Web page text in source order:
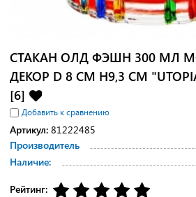
СТАКАН ОЛД ФЭШН 300 МЛ
ДЕКОР D 8 СМ H9,3 СМ
[6]
Добавить к сравнению
Артикул: 81222485
Производитель
Наличие:
Рейтинг: